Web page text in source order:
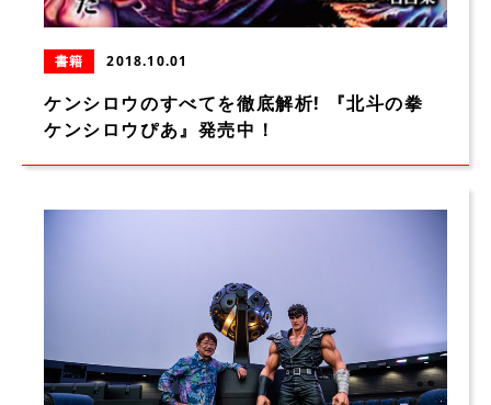
書籍 2018.10.01
ケンシロウのすべてを徹底解析! 『北斗の拳
ケンシロウぴあ』発売中！